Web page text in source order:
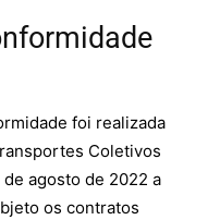
foi realizada
Coletivos
agosto de 2022 a
os contratos